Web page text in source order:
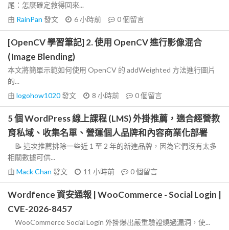
尾：怎麼確定救得回來...
由 RainPan 發文 6 小時前 0個留言
[OpenCV 學習筆記] 2. 使用 OpenCV 進行影像混合
(Image Blending)
本文將簡單示範如何使用 OpenCV 的 addWeighted 方法進行圖片
的...
由 logohow1020發文 8 小時前 0個留言
5 個 WordPress 線上課程 (LMS) 外掛推薦，適合經營教
育私域、收集名單、營運個人品牌和內容商業化部署
📝 這次推薦排除一些近 1 至 2 年的新進品牌，因為它們沒有太多
相關數據可供...
由 Mack Chan 發文 11 小時前 0個留言
Wordfence 資安通報 | WooCommerce - Social Login |
CVE-2026-8457
WooCommerce Social Login 外掛爆出嚴重驗證繞過漏洞，使...